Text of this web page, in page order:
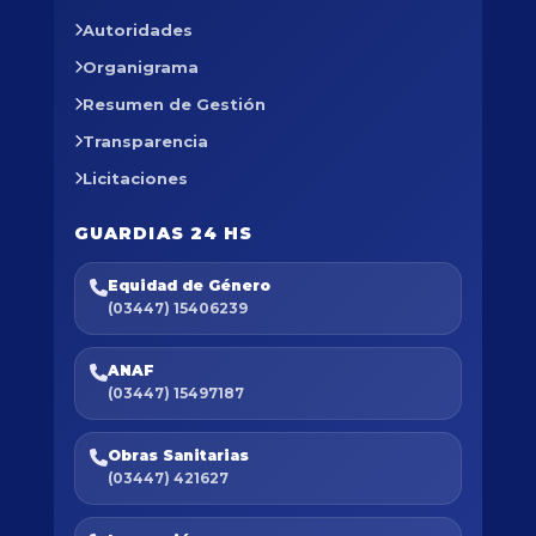
Autoridades
Organigrama
Resumen de Gestión
Transparencia
Licitaciones
GUARDIAS 24 HS
Equidad de Género
(03447) 15406239
ANAF
(03447) 15497187
Obras Sanitarias
(03447) 421627